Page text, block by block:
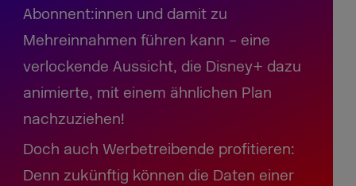
Abonnent:innen und damit zu
Mehreinnahmen führen kann – eine
verlockende Aussicht, die Disney+ dazu
animierte, mit einem ähnlichen Plan
nachzuziehen!
Doch auch Werbetreibende profitieren:
Denn zukünftig können die Daten einer